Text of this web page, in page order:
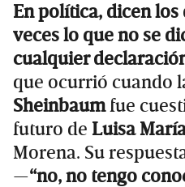
En política, dicen los
veces lo que no se
cualquier
que ocurrió cuando
Sheinbaumfue
futuro de Luisa
Morena. Su
—“no, no tengo